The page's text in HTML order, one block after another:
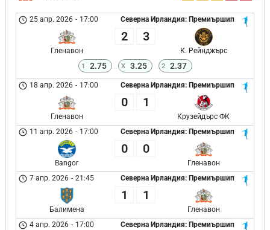
Северна Ирландия: Премиършип
25 апр. 2026 - 17:00
Гленавон
2 3
К. Рейнджърс
1 2.75 X 3.25 2 2.37
Северна Ирландия: Премиършип
18 апр. 2026 - 17:00
Гленавон
0 1
Крузейдърс ФК
Северна Ирландия: Премиършип
11 апр. 2026 - 17:00
Bangor
0 0
Гленавон
Северна Ирландия: Премиършип
7 апр. 2026 - 21:45
Балимена
1 1
Гленавон
Северна Ирландия: Премиършип
4 апр. 2026 - 17:00